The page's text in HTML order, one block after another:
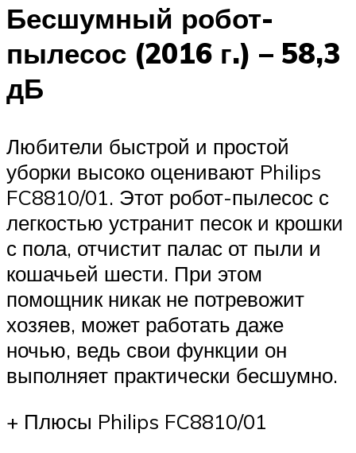
Бесшумный робот-
пылесос (2016 г.) – 58,3
дБ
Любители быстрой и простой
уборки высоко оценивают Philips
FC8810/01. Этот робот-пылесос с
легкостью устранит песок и крошки
с пола, отчистит палас от пыли и
кошачьей шести. При этом
помощник никак не потревожит
хозяев, может работать даже
ночью, ведь свои функции он
выполняет практически бесшумно.
+ Плюсы Philips FC8810/01